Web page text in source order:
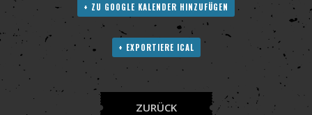
+ ZU GOOGLE KALENDER HINZUFÜGEN
+ EXPORTIERE ICAL
ZURÜCK